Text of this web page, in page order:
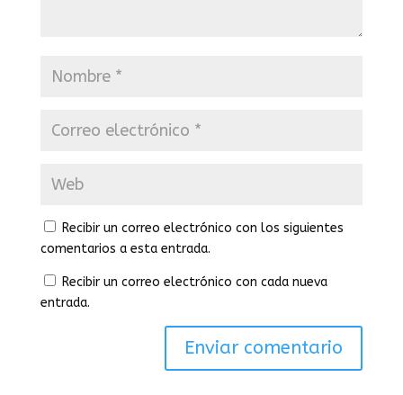
Recibir un correo electrónico con los siguientes
comentarios a esta entrada.
Recibir un correo electrónico con cada nueva
entrada.